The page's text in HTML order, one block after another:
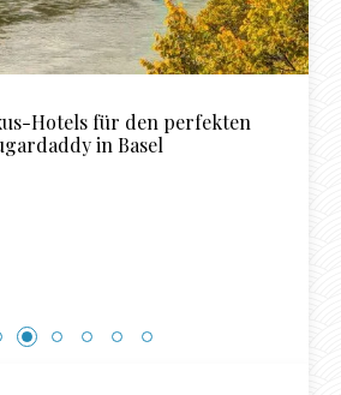
Hotels für den perfekten
in Basel